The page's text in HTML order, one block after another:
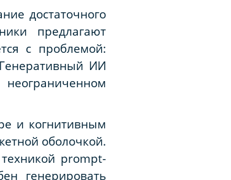
достаточного
предлагают
с проблемой:
ИИ
и когнитивным
оболочкой.
prompt-
генерировать